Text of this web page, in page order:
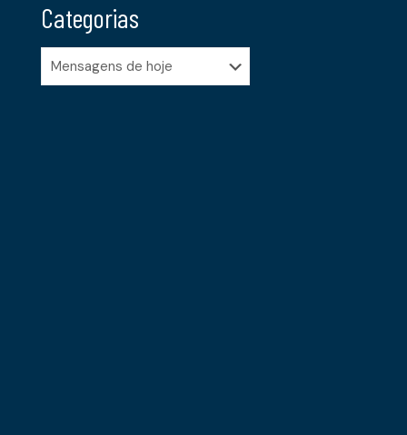
Categorias
Categorias